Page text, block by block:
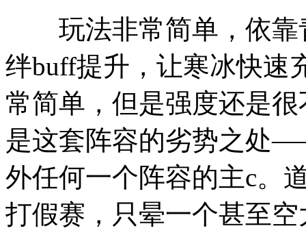
玩法非常简单，依靠
绊buff提升，让寒冰快速
常简单，但是强度还是
是这套阵容的劣势之处
外任何一个阵容的主c。
打假赛，只晕一个甚至